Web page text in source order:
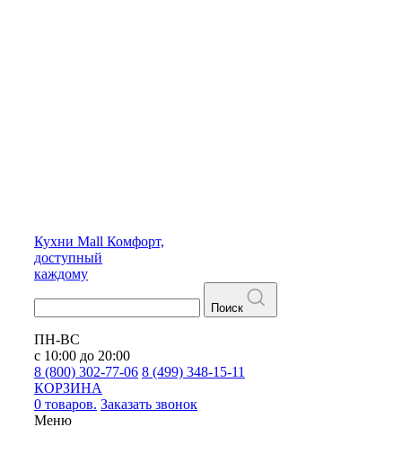
Кухни Mall Комфорт,
доступный
каждому
Поиск
ПН-ВС
с 10:00 до 20:00
8 (800) 302-77-06 8 (499) 348-15-11
КОРЗИНА
0 товаров. Заказать звонок
Меню